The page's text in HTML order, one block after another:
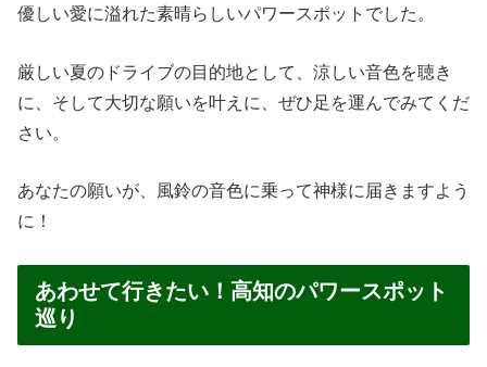
優しい愛に溢れた素晴らしいパワースポットでした。
厳しい夏のドライブの目的地として、涼しい音色を聴き
に、そして大切な願いを叶えに、ぜひ足を運んでみてくだ
さい。
あなたの願いが、風鈴の音色に乗って神様に届きますよう
に！
あわせて行きたい！高知のパワースポット
巡り